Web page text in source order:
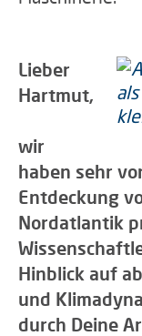
Lieber
Hartmut,
wir
haben sehr
Entdeckung
Nordatlantik
Hinblick auf
und
durch Deine